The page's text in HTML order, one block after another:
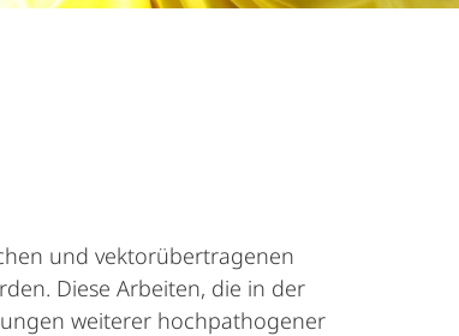
und vektorübertragenen
Diese Arbeiten, die in der
weiterer hochpathogener